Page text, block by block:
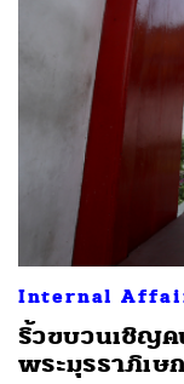
Internal
ริ้วขบวนเชิญค
พระมุรธาภิเษ